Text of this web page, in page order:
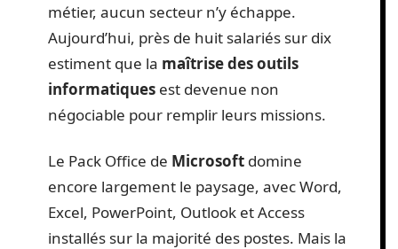
métier, aucun secteur n’y échappe.
Aujourd’hui, près de huit salariés sur dix
estiment que la maîtrise des outils
informatiques est devenue non
négociable pour remplir leurs missions.
Le Pack Office de Microsoft domine
encore largement le paysage, avec Word,
Excel, PowerPoint, Outlook et Access
installés sur la majorité des postes. Mais la